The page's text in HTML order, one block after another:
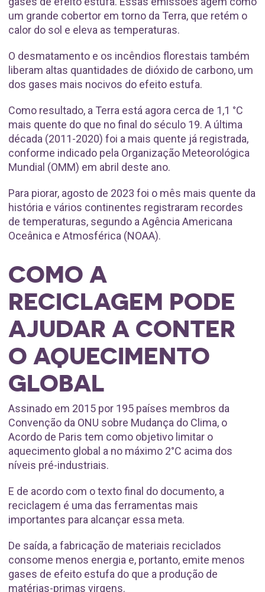
um grande cobertor em torno da Terra, que retém o
calor do sol e eleva as temperaturas.
O desmatamento e os incêndios florestais também
liberam altas quantidades de dióxido de carbono, um
dos gases mais nocivos do efeito estufa.
Como resultado, a Terra está agora cerca de 1,1 °C
mais quente do que no final do século 19. A última
década (2011-2020) foi a mais quente já registrada,
conforme indicado pela Organização Meteorológica
Mundial (OMM) em abril deste ano.
Para piorar, agosto de 2023 foi o mês mais quente da
história e vários continentes registraram recordes
de temperaturas, segundo a Agência Americana
Oceânica e Atmosférica (NOAA).
COMO A
RECICLAGEM PODE
AJUDAR A CONTER
O AQUECIMENTO
GLOBAL
Assinado em 2015 por 195 países membros da
Convenção da ONU sobre Mudança do Clima, o
Acordo de Paris tem como objetivo limitar o
aquecimento global a no máximo 2°C acima dos
níveis pré-industriais.
E de acordo com o texto final do documento, a
reciclagem é uma das ferramentas mais
importantes para alcançar essa meta.
De saída, a fabricação de materiais reciclados
consome menos energia e, portanto, emite menos
gases de efeito estufa do que a produção de
matérias-primas virgens.